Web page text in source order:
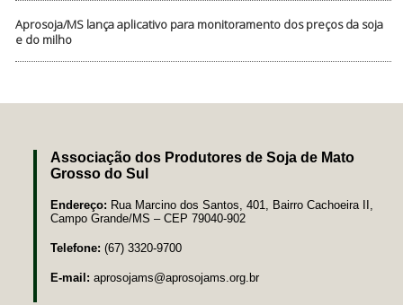
Aprosoja/MS lança aplicativo para monitoramento dos preços da soja
e do milho
Associação dos Produtores de Soja de Mato
Grosso do Sul
Endereço: Rua Marcino dos Santos, 401, Bairro Cachoeira II,
Campo Grande/MS – CEP 79040-902
Telefone: (67) 3320-9700
E-mail: aprosojams@aprosojams.org.br